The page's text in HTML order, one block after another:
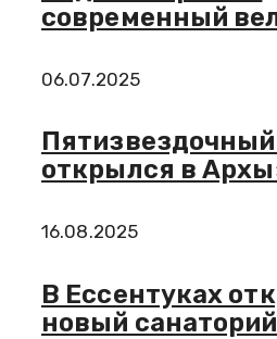
современный
06.07.2025
Пятизвездочный
открылся в
16.08.2025
В Ессентуках
новый санаторий